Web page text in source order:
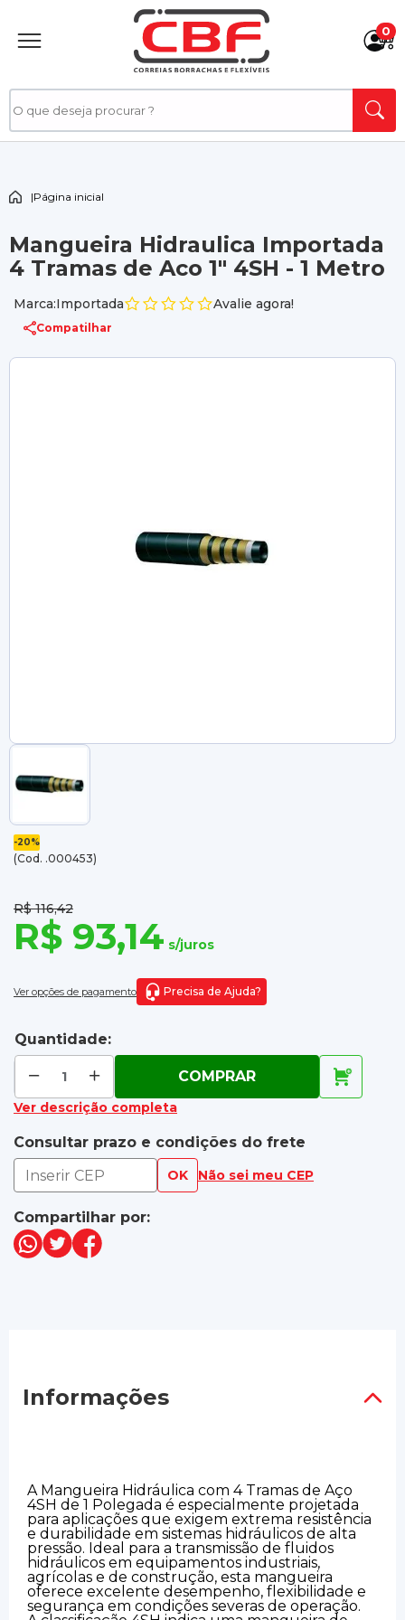
0
|Página inicial
Mangueira Hidraulica Importada
4 Tramas de Aco 1" 4SH - 1 Metro
Marca:Importada Avalie agora!
Compatilhar
-20%
(Cod. .000453)
R$ 116,42
R$ 93,14 s/juros
Ver opções de pagamento Precisa de Ajuda?
Quantidade:
COMPRAR
Ver descrição completa
Consultar prazo e condições do frete
OK Não sei meu CEP
Compartilhar por:
Informações
A Mangueira Hidráulica com 4 Tramas de Aço
4SH de 1 Polegada é especialmente projetada
para aplicações que exigem extrema resistência
e durabilidade em sistemas hidráulicos de alta
pressão. Ideal para a transmissão de fluidos
hidráulicos em equipamentos industriais,
agrícolas e de construção, esta mangueira
oferece excelente desempenho, flexibilidade e
segurança em condições severas de operação.